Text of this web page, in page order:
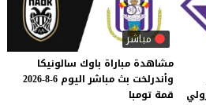
مباشر
مشاهدة مباراة باوك سالونيكا
وأندرلخت بث مباشر اليوم 6-8-2026
قمة تومبا